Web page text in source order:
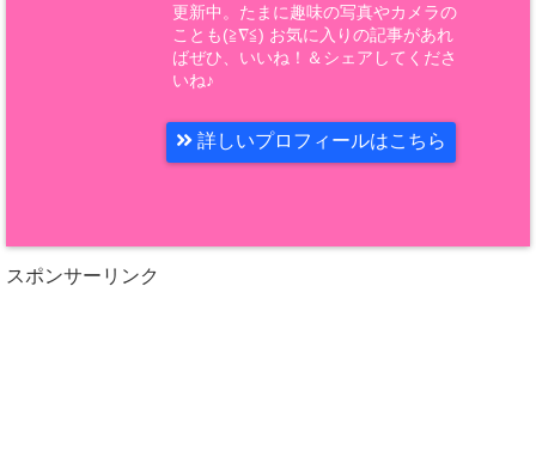
更新中。たまに趣味の写真やカメラの
ことも(≧∇≦) お気に入りの記事があれ
ばぜひ、いいね！＆シェアしてくださ
いね♪
詳しいプロフィールはこちら
スポンサーリンク